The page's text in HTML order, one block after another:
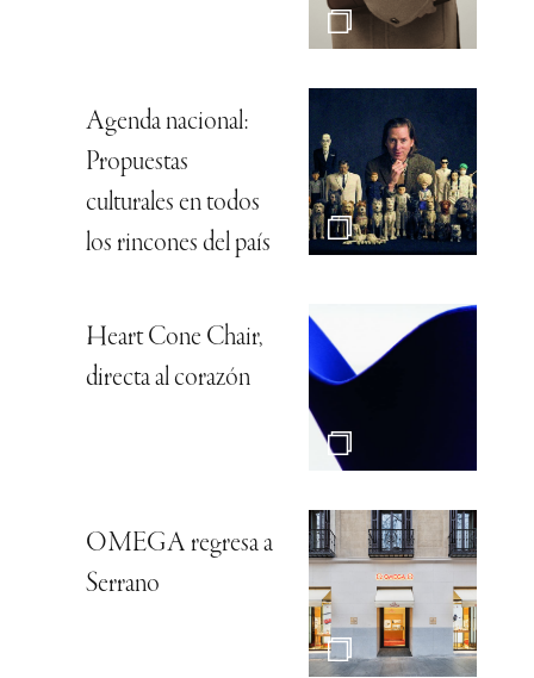
Agenda nacional:
Propuestas
culturales en todos
los rincones del país
Heart Cone Chair,
directa al corazón
OMEGA regresa a
Serrano